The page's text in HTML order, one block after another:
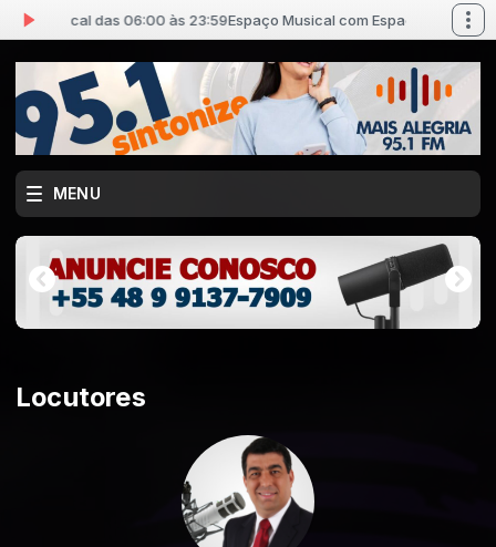
Musical das 06:00 às 23:59Espaço Musical com Espaço Musical
MENU
Locutores